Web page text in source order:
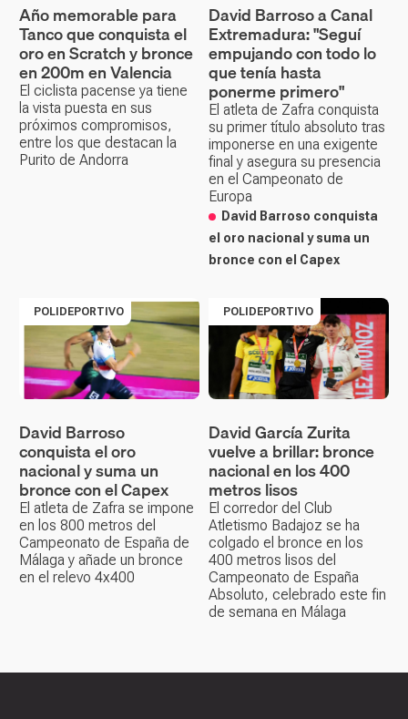
Año memorable para
Tanco que conquista el
oro en Scratch y bronce
en 200m en Valencia
El ciclista pacense ya tiene
la vista puesta en sus
próximos compromisos,
entre los que destacan la
Purito de Andorra
David Barroso a Canal
Extremadura: "Seguí
empujando con todo lo
que tenía hasta
ponerme primero"
El atleta de Zafra conquista
su primer título absoluto tras
imponerse en una exigente
final y asegura su presencia
en el Campeonato de
Europa
David Barroso conquista
el oro nacional y suma un
bronce con el Capex
POLIDEPORTIVO
David Barroso
conquista el oro
nacional y suma un
bronce con el Capex
El atleta de Zafra se impone
en los 800 metros del
Campeonato de España de
Málaga y añade un bronce
en el relevo 4x400
POLIDEPORTIVO
David García Zurita
vuelve a brillar: bronce
nacional en los 400
metros lisos
El corredor del Club
Atletismo Badajoz se ha
colgado el bronce en los
400 metros lisos del
Campeonato de España
Absoluto, celebrado este fin
de semana en Málaga